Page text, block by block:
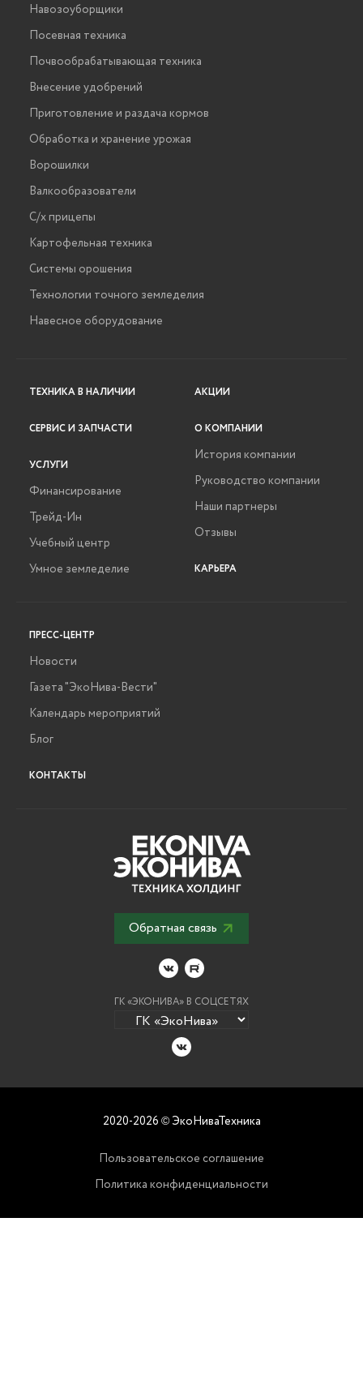
Навозоуборщики
Посевная техника
Почвообрабатывающая техника
Внесение удобрений
Приготовление и раздача кормов
Обработка и хранение урожая
Ворошилки
Валкообразователи
С/х прицепы
Картофельная техника
Системы орошения
Технологии точного земледелия
Навесное оборудование
ТЕХНИКА В НАЛИЧИИ
СЕРВИС И ЗАПЧАСТИ
УСЛУГИ
Финансирование
Трейд-Ин
Учебный центр
Умное земледелие
АКЦИИ
О КОМПАНИИ
История компании
Руководство компании
Наши партнеры
Отзывы
КАРЬЕРА
ПРЕСС-ЦЕНТР
Новости
Газета "ЭкоНива-Вести"
Календарь мероприятий
Блог
КОНТАКТЫ
Обратная связь
ГК «ЭКОНИВА» В СОЦСЕТЯХ
2020-2026 ©ЭкоНиваТехника
Пользовательское соглашение
Политика конфиденциальности